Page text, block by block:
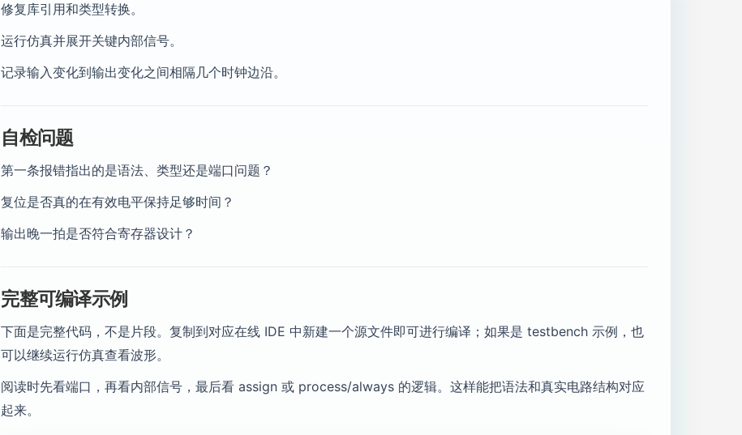
修复库引用和类型转换。
运行仿真并展开关键内部信号。
记录输入变化到输出变化之间相隔几个时钟边沿。
自检问题
第一条报错指出的是语法、类型还是端口问题？
复位是否真的在有效电平保持足够时间？
输出晚一拍是否符合寄存器设计？
完整可编译示例
下面是完整代码，不是片段。复制到对应在线 IDE 中新建一个源文件即可进行编译；如果是 testbench 示例，也
可以继续运行仿真查看波形。
阅读时先看端口，再看内部信号，最后看 assign 或 process/always 的逻辑。这样能把语法和真实电路结构对应
起来。